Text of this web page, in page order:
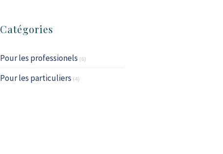
Catégories
Pour les professionels (6)
Pour les particuliers (4)